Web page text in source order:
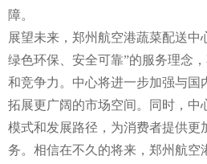
障。
展望未来，郑州航空港蔬菜配送中
绿色环保、安全可靠”的服务理念
和竞争力。中心将进一步加强与国
拓展更广阔的市场空间。同时，中
模式和发展路径，为消费者提供更
务。相信在不久的将来，郑州航空